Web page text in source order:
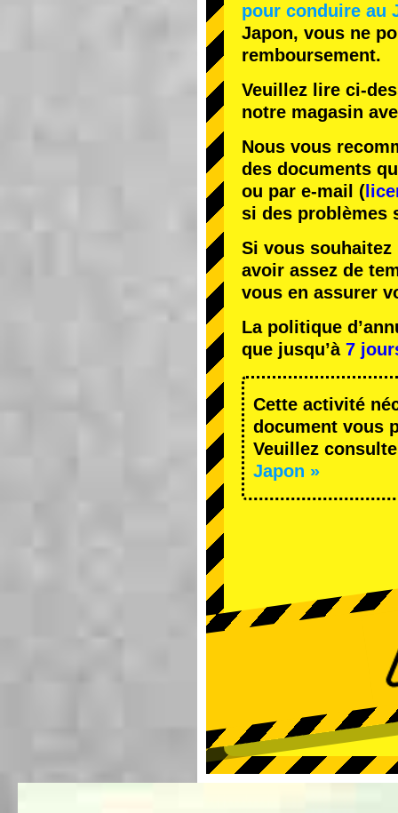
pour conduire au
Japon, vous ne
remboursement.
Veuillez lire ci-
notre magasin
Nous vous
des documents
ou par e-mail (
si des problèmes
Si vous
avoir assez de
vous en assurer
La politique
que jusqu’à 7
Cette activité
document vous
Veuillez
Japon »